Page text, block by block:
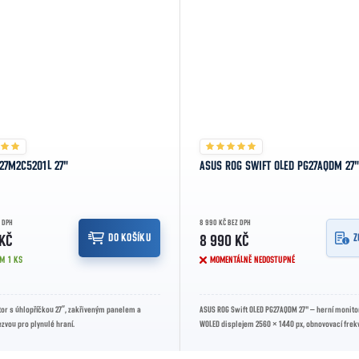
27"
1 KS
DO KOŠÍKU
s úhlopříčkou 27”, zakřiveným panelem a
pro plynulé hraní.
ASUS ROG SWIFT OLED PG27AQDM 27"
8 990 KČ BEZ DPH
8 990 KČ
MOMENTÁLNĚ NEDOSTUPNÉ
ASUS ROG Swift OLED PG27AQDM 27" – herní
WOLED displejem 2560 × 1440 px, obnovovací